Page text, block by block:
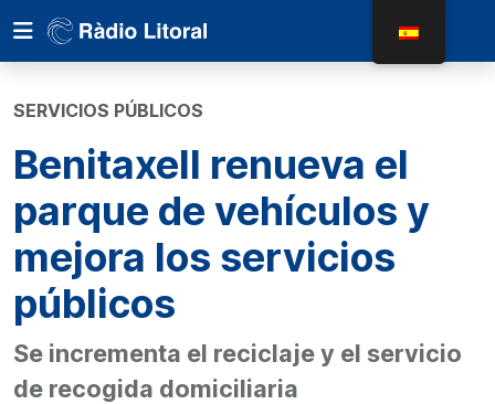
SERVICIOS PÚBLICOS
Benitaxell renueva el
parque de vehículos y
mejora los servicios
públicos
Se incrementa el reciclaje y el servicio
de recogida domiciliaria